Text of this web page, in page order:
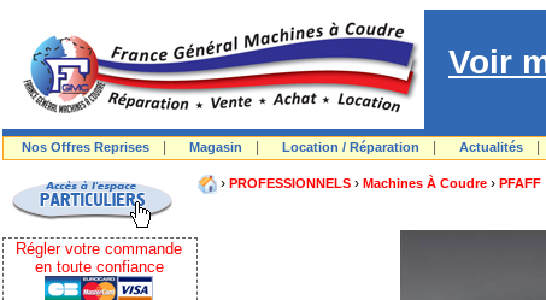
Voir
Nos Offres Reprises Magasin Location / Réparation Actualités
Régler votre commande
en toute confiance
› PROFESSIONNELS › Machines À Coudre › PFAFF